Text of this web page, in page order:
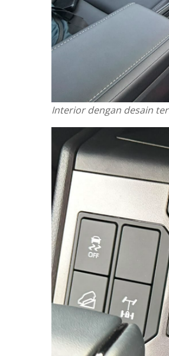
Interior dengan desain